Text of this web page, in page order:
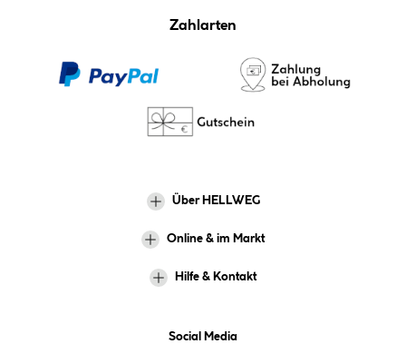
Zahlarten
Über HELLWEG
Online & im Markt
Hilfe & Kontakt
Social Media